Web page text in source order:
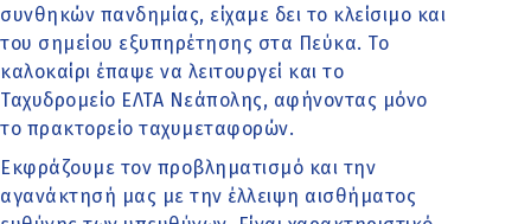
συνθηκών πανδημίας, είχαμε δει το κλείσιμο και
του σημείου εξυπηρέτησης στα Πεύκα. Το
καλοκαίρι έπαψε να λειτουργεί και το
Ταχυδρομείο ΕΛΤΑ Νεάπολης, αφήνοντας μόνο
το πρακτορείο ταχυμεταφορών.
Εκφράζουμε τον προβληματισμό και την
αγανάκτησή μας με την έλλειψη αισθήματος